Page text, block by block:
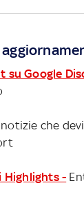
su Google
che
Highlights -